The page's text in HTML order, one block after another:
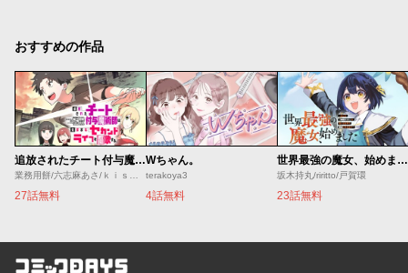
おすすめの作品
追放されたチート付与魔術師は気ままなセカンドライフを謳歌する。 ～俺は武器だけじゃなく、あらゆるものに『強化ポイント』を付与できるし、俺の意思でいつでも効果を解除できるけど、残った人たち大丈夫？～
27話無料
Wちゃん。
terakoya3
4話無料
世界最強の魔女、始めました ～私だけ『攻略サイト』を見れる世界で自由に生きます～
坂木持丸/riritto/戸賀環
23話無料